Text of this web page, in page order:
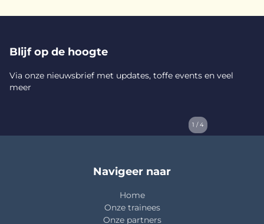
Blijf op de hoogte
Via onze nieuwsbrief met updates, toffe events en veel
meer
1 / 4
Navigeer naar
Home
Onze trainees
Onze partners